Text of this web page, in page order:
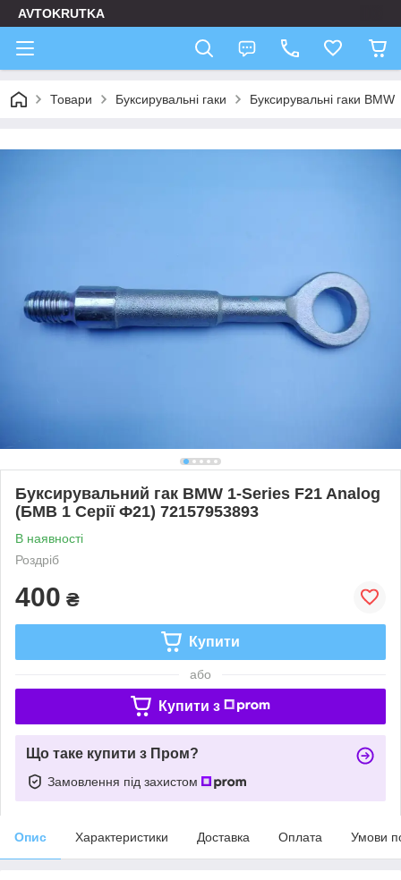
AVTOKRUTKA
Товари Буксирувальні гаки Буксирувальні гаки BMW
Буксирувальний гак BMW 1-Series F21 Analog
(БМВ 1 Серії Ф21) 72157953893
В наявності
Роздріб
400 ₴
Купити
або
Купити з
Що таке купити з Пром?
Замовлення під захистом
Опис Характеристики Доставка Оплата Умови